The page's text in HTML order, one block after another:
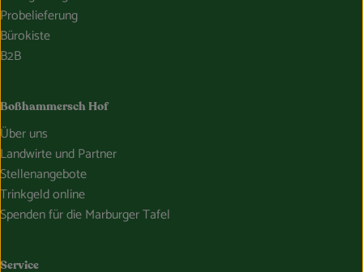
Probelieferung
Bürokiste
B2B
Boßhammersch Hof
Über uns
Landwirte und Partner
Stellenangebote
Trinkgeld online
Spenden für die Marburger Tafel
Service